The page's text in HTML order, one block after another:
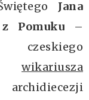
Jana
Pomuku –
wikariusza